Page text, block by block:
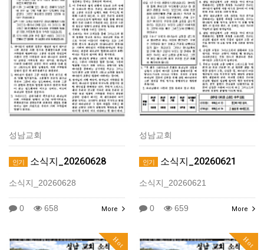
성남교회
인기 소식지_20260628
소식지_20260628
0 658 More
성남교회
인기 소식지_20260621
소식지_20260621
0 659 More
Hot Hot